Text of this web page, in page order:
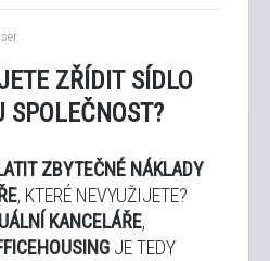
ZŘÍDIT SÍDLO
SPOLEČNOST?
ZBYTEČNÉ NÁKLADY
, KTERÉ NEVYUŽIJETE?
KANCELÁŘE,
JE TEDY